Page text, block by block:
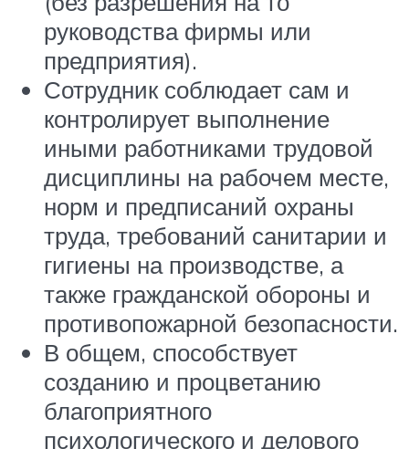
руководства фирмы или
предприятия).
Сотрудник соблюдает сам и
контролирует выполнение
иными работниками трудовой
дисциплины на рабочем месте,
норм и предписаний охраны
труда, требований санитарии и
гигиены на производстве, а
также гражданской обороны и
противопожарной безопасности.
В общем, способствует
созданию и процветанию
благоприятного
психологического и делового